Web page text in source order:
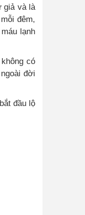
giả và là
đêm,
lạnh
có
đời
đầu lộ